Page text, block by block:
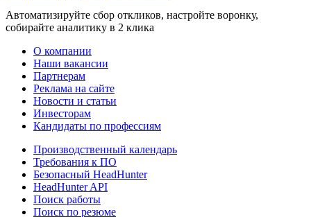
Автоматизируйте сбор откликов, настройте воронку,
собирайте аналитику в 2 клика
О компании
Наши вакансии
Партнерам
Реклама на сайте
Новости и статьи
Инвесторам
Кандидаты по профессиям
Производственный календарь
Требования к ПО
Безопасный HeadHunter
HeadHunter API
Поиск работы
Поиск по резюме